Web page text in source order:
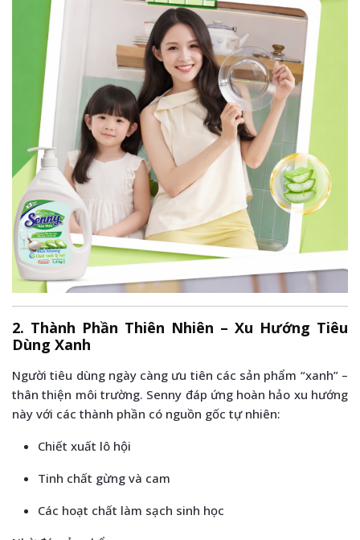
2. Thành Phần Thiên Nhiên – Xu Hướng Tiêu
Dùng Xanh
Người tiêu dùng ngày càng ưu tiên các sản phẩm “xanh” –
thân thiện môi trường. Senny đáp ứng hoàn hảo xu hướng
này với các thành phần có nguồn gốc tự nhiên:
Chiết xuất lô hội
Tinh chất gừng và cam
Các hoạt chất làm sạch sinh học